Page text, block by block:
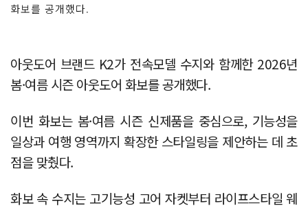
화보를 공개했다.
아웃도어 브랜드 K2가 전속모델 수지와 함께한 2026년
봄·여름 시즌 아웃도어 화보를 공개했다.
이번 화보는 봄·여름 시즌 신제품을 중심으로, 기능성을
일상과 여행 영역까지 확장한 스타일링을 제안하는 데 초
점을 맞췄다.
화보 속 수지는 고기능성 고어 자켓부터 라이프스타일 웨